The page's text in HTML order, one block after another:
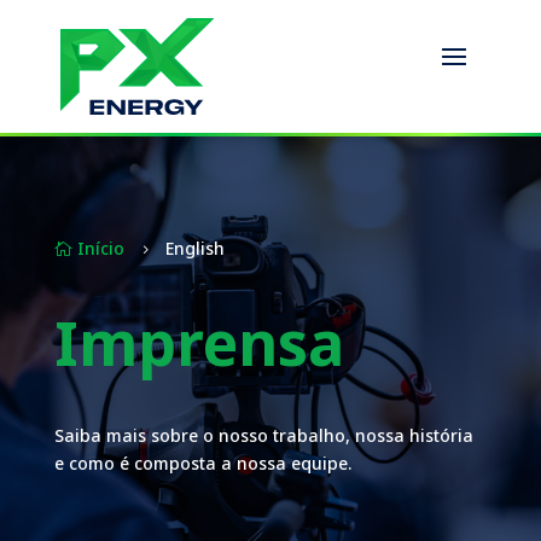
 Início 5 English
Imprensa
Saiba mais sobre o nosso trabalho, nossa história
e como é composta a nossa equipe.